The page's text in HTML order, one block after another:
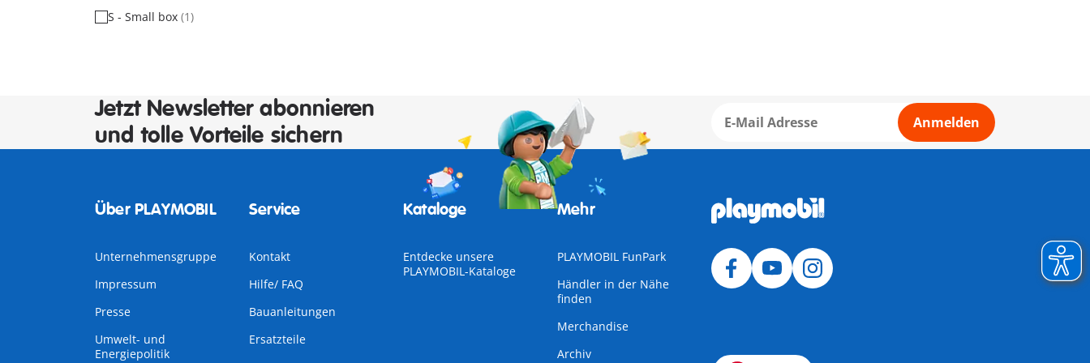
S - Small box (1)
Jetzt Newsletter abonnieren
und tolle Vorteile sichern
Anmelden
Über PLAYMOBIL
Unternehmensgruppe
Impressum
Presse
Umwelt- und
Energiepolitik
Service
Kontakt
Hilfe/ FAQ
Bauanleitungen
Ersatzteile
Kataloge
Entdecke unsere
PLAYMOBIL-Kataloge
Mehr
PLAYMOBIL FunPark
Händler in der Nähe
finden
Merchandise
Archiv